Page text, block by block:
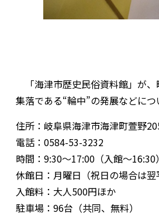
「海津市歴史民俗資料館」が
集落である“輪中”の発展などに
住所：岐阜県海津市海津町萱野
電話：0584-53-3232
時間：9:30〜17:00（入館〜16:30）
休館日：月曜日（祝日の場合は
入館料：大人500円ほか
駐車場：96台（共同、無料）